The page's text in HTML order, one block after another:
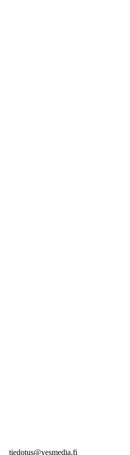
tiedotus@yesmedia.fi